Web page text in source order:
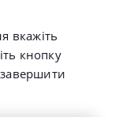
вкажіть
кнопку